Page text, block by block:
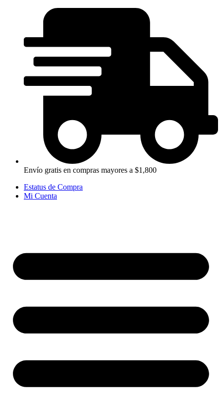
Envío gratis en compras mayores a $1,800
Estatus de Compra
Mi Cuenta